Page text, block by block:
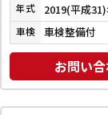
年式 2019(平成
車検 車検整備付
お問い